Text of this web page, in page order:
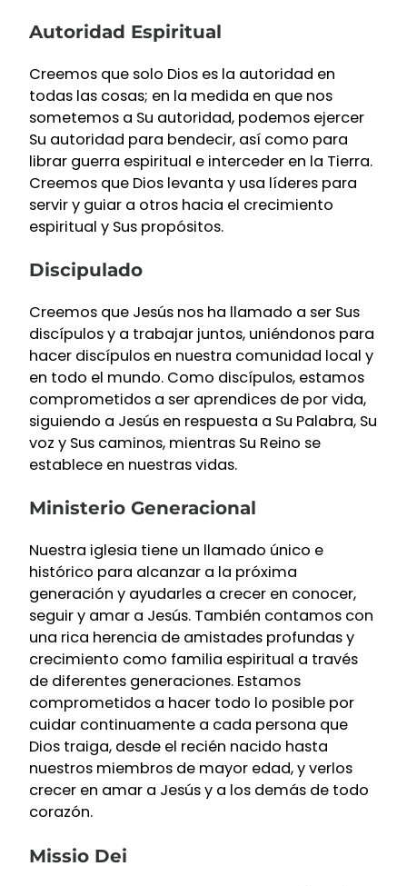
Autoridad Espiritual
Creemos que solo Dios es la autoridad en
todas las cosas; en la medida en que nos
sometemos a Su autoridad, podemos ejercer
Su autoridad para bendecir, así como para
librar guerra espiritual e interceder en la Tierra.
Creemos que Dios levanta y usa líderes para
servir y guiar a otros hacia el crecimiento
espiritual y Sus propósitos.
Discipulado
Creemos que Jesús nos ha llamado a ser Sus
discípulos y a trabajar juntos, uniéndonos para
hacer discípulos en nuestra comunidad local y
en todo el mundo. Como discípulos, estamos
comprometidos a ser aprendices de por vida,
siguiendo a Jesús en respuesta a Su Palabra, Su
voz y Sus caminos, mientras Su Reino se
establece en nuestras vidas.
Ministerio Generacional
Nuestra iglesia tiene un llamado único e
histórico para alcanzar a la próxima
generación y ayudarles a crecer en conocer,
seguir y amar a Jesús. También contamos con
una rica herencia de amistades profundas y
crecimiento como familia espiritual a través
de diferentes generaciones. Estamos
comprometidos a hacer todo lo posible por
cuidar continuamente a cada persona que
Dios traiga, desde el recién nacido hasta
nuestros miembros de mayor edad, y verlos
crecer en amar a Jesús y a los demás de todo
corazón.
Missio Dei